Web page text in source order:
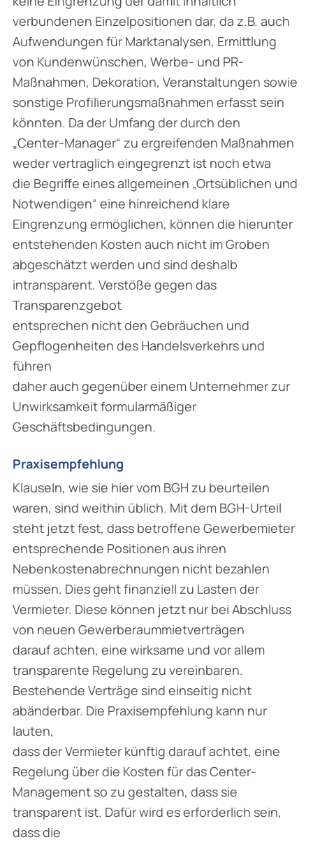
verbundenen Einzelpositionen dar, da z.B. auch
Aufwendungen für Marktanalysen, Ermittlung
von Kundenwünschen, Werbe- und PR-
Maßnahmen, Dekoration, Veranstaltungen sowie
sonstige Profilierungsmaßnahmen erfasst sein
könnten. Da der Umfang der durch den
„Center-Manager“ zu ergreifenden Maßnahmen
weder vertraglich eingegrenzt ist noch etwa
die Begriffe eines allgemeinen „Ortsüblichen und
Notwendigen“ eine hinreichend klare
Eingrenzung ermöglichen, können die hierunter
entstehenden Kosten auch nicht im Groben
abgeschätzt werden und sind deshalb
intransparent. Verstöße gegen das
Transparenzgebot
entsprechen nicht den Gebräuchen und
Gepflogenheiten des Handelsverkehrs und
führen
daher auch gegenüber einem Unternehmer zur
Unwirksamkeit formularmäßiger
Geschäftsbedingungen.
Praxisempfehlung
Klauseln, wie sie hier vom BGH zu beurteilen
waren, sind weithin üblich. Mit dem BGH-Urteil
steht jetzt fest, dass betroffene Gewerbemieter
entsprechende Positionen aus ihren
Nebenkostenabrechnungen nicht bezahlen
müssen. Dies geht finanziell zu Lasten der
Vermieter. Diese können jetzt nur bei Abschluss
von neuen Gewerberaummietverträgen
darauf achten, eine wirksame und vor allem
transparente Regelung zu vereinbaren.
Bestehende Verträge sind einseitig nicht
abänderbar. Die Praxisempfehlung kann nur
lauten,
dass der Vermieter künftig darauf achtet, eine
Regelung über die Kosten für das Center-
Management so zu gestalten, dass sie
transparent ist. Dafür wird es erforderlich sein,
dass die